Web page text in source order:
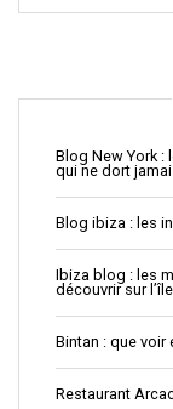
Blog New York :
qui ne dort
Blog ibiza : les
Ibiza blog : les
découvrir sur
Bintan : que voir
Restaurant